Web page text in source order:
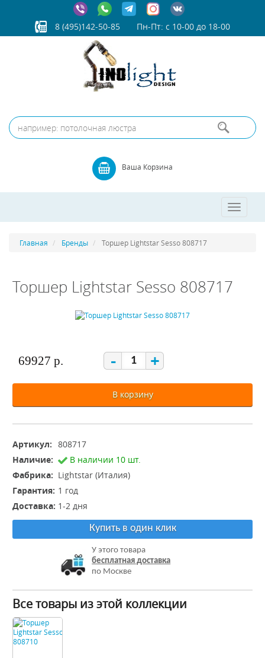
8 (495)142-50-85 Пн-Пт: с 10-00 до 18-00
Ваша Корзина
Toggle
Главная Бренды Торшер Lightstar Sesso 808717
Торшер Lightstar Sesso 808717
69927 р. - +
В корзину
Артикул: 808717
Наличие:
В наличии 10 шт.
Фабрика: Lightstar (Италия)
Гарантия: 1 год
Доставка: 1-2 дня
Купить в один клик
У этого товара
бесплатная доставка
по Москве
Все товары из этой коллекции